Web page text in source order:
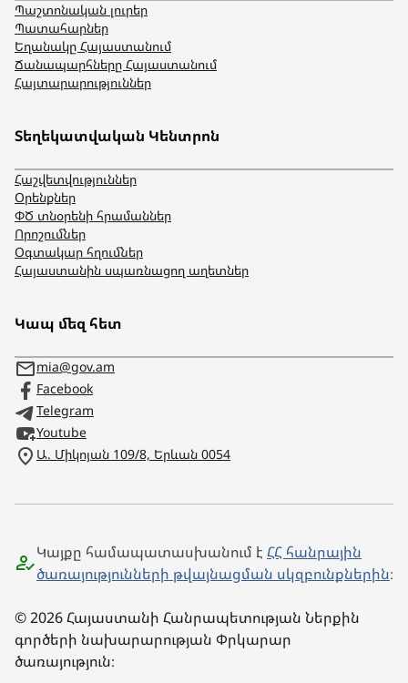
Պաշտոնական լուրեր
Պատահարներ
Եղանակը Հայաստանում
Ճանապարհները Հայաստանում
Հայտարարություններ
Տեղեկատվական Կենտրոն
Հաշվետվություններ
Օրենքներ
ՓԾ տնօրենի հրամաններ
Որոշումներ
Օգտակար հղումներ
Հայաստանին սպառնացող աղետներ
Կապ մեզ հետ
mia@gov.am
Facebook
Telegram
Youtube
Ա. Միկոյան 109/8, Երևան 0054
Կայքը համապատասխանում է ՀՀ հանրային
ծառայությունների թվայնացման սկզբունքներին։
© 2026 Հայաստանի Հանրապետության Ներքին
գործերի նախարարության Փրկարար
ծառայություն։